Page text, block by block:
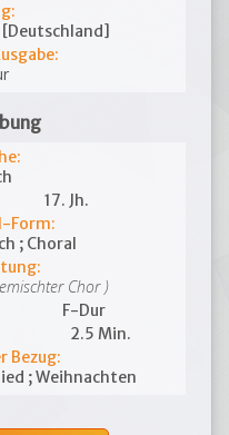
[Deutschland]
17. Jh.
Form:
; Choral
Chor )
F-Dur
2.5 Min.
Bezug:
; Weihnachten